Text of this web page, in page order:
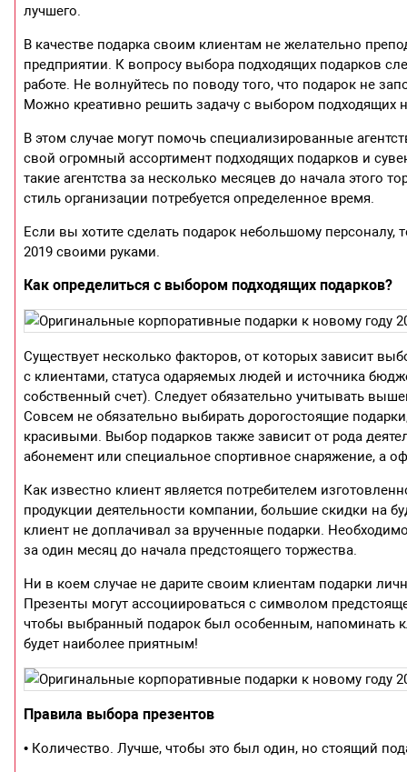
лучшего.
В качестве подарка своим клиентам не желательно
предприятии. К вопросу выбора подходящих подарков
работе. Не волнуйтесь по поводу того, что подарок не
Можно креативно решить задачу с выбором подходящих
В этом случае могут помочь специализированные
свой огромный ассортимент подходящих подарков и
такие агентства за несколько месяцев до начала этого
стиль организации потребуется определенное время.
Если вы хотите сделать подарок небольшому персоналу,
2019 своими руками.
Как определиться с выбором подходящих подарков?
Существует несколько факторов, от которых зависит
с клиентами, статуса одаряемых людей и источника
собственный счет). Следует обязательно учитывать
Совсем не обязательно выбирать дорогостоящие
красивыми. Выбор подарков также зависит от рода
абонемент или специальное спортивное снаряжение, а
Как известно клиент является потребителем
продукции деятельности компании, большие скидки на
клиент не доплачивал за врученные подарки.
за один месяц до начала предстоящего торжества.
Ни в коем случае не дарите своим клиентам подарки
Презенты могут ассоциироваться с символом
чтобы выбранный подарок был особенным, напоминать
будет наиболее приятным!
Правила выбора презентов
• Количество. Лучше, чтобы это был один, но стоящий